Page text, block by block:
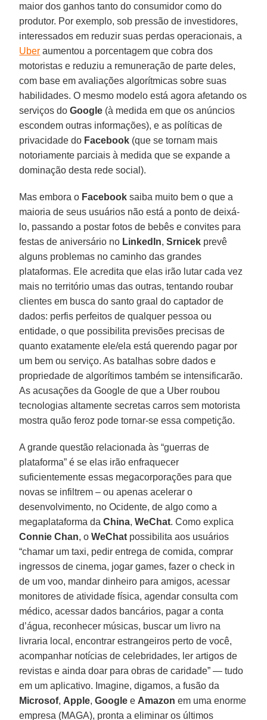
maior dos ganhos tanto do consumidor como do
produtor. Por exemplo, sob pressão de investidores,
interessados em reduzir suas perdas operacionais, a
Uber aumentou a porcentagem que cobra dos
motoristas e reduziu a remuneração de parte deles,
com base em avaliações algorítmicas sobre suas
habilidades. O mesmo modelo está agora afetando os
serviços doGoogle (à medida em que os anúncios
escondem outras informações), e as políticas de
privacidade do Facebook (que se tornam mais
notoriamente parciais à medida que se expande a
dominação desta rede social).
Mas embora o Facebook saiba muito bem o que a
maioria de seus usuários não está a ponto de deixá-
lo, passando a postar fotos de bebês e convites para
festas de aniversário no LinkedIn,Srnicek prevê
alguns problemas no caminho das grandes
plataformas. Ele acredita que elas irão lutar cada vez
mais no território umas das outras, tentando roubar
clientes em busca do santo graal do captador de
dados: perfis perfeitos de qualquer pessoa ou
entidade, o que possibilita previsões precisas de
quanto exatamente ele/ela está querendo pagar por
um bem ou serviço. As batalhas sobre dados e
propriedade de algorítimos também se intensificarão.
As acusações da Google de que a Uber roubou
tecnologias altamente secretas carros sem motorista
mostra quão feroz pode tornar-se essa competição.
A grande questão relacionada às “guerras de
plataforma” é se elas irão enfraquecer
suficientemente essas megacorporações para que
novas se infiltrem – ou apenas acelerar o
desenvolvimento, no Ocidente, de algo como a
megaplataforma daChina,WeChat. Como explica
Connie Chan, oWeChat possibilita aos usuários
“chamar um taxi, pedir entrega de comida, comprar
ingressos de cinema, jogar games, fazer o check in
de um voo, mandar dinheiro para amigos, acessar
monitores de atividade física, agendar consulta com
médico, acessar dados bancários, pagar a conta
d’água, reconhecer músicas, buscar um livro na
livraria local, encontrar estrangeiros perto de você,
acompanhar notícias de celebridades, ler artigos de
revistas e ainda doar para obras de caridade” — tudo
em um aplicativo. Imagine, digamos, a fusão da
Microsof, Apple,Google e Amazon em uma enorme
empresa (MAGA), pronta a eliminar os últimos